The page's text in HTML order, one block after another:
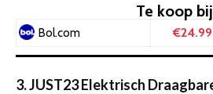
Te koop
Bol.com €24.99
3. JUST23 Elektrisch